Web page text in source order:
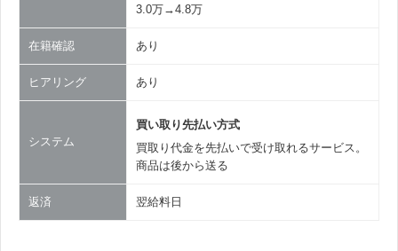
3.0万→4.8万
在籍確認 あり
ヒアリング あり
システム
買い取り先払い方式
買取り代金を先払いで受け取れるサービス。
商品は後から送る
返済 翌給料日